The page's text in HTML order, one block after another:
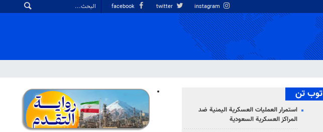
توب تن
استمرار العمليات العسكرية اليمنية ضد
المراكز العسكرية السعودية